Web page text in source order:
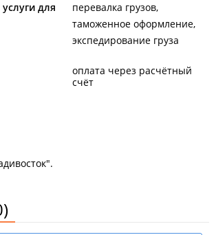
для
перевалка грузов
таможенное оформление
экспедирование груза
оплата через расчётный
счёт